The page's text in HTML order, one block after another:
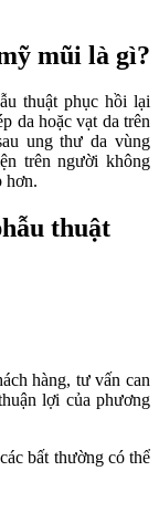
mũi là gì?
thuật phục hồi lại
da hoặc vạt da trên
ung thư da vùng
trên người không
hơn.
thuật
hàng, tư vấn can
lợi của phương
bất thường có thể